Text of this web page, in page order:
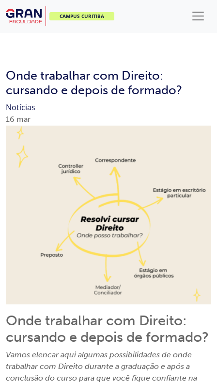
CAMPUS CURITIBA
Onde trabalhar com Direito:
cursando e depois de formado?
Notícias
16 mar
Onde trabalhar com Direito:
cursando e depois de formado?
Vamos elencar aqui algumas possibilidades de onde
trabalhar com Direito durante a graduação e após a
conclusão do curso para que você fique confiante na